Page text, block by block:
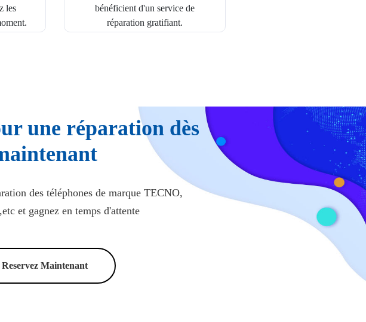
les
bénéficient d'un service de
réparation gratifiant.
une réparation dès
des téléphones de marque TECNO,
et gagnez en temps d'attente
Reservez Maintenant